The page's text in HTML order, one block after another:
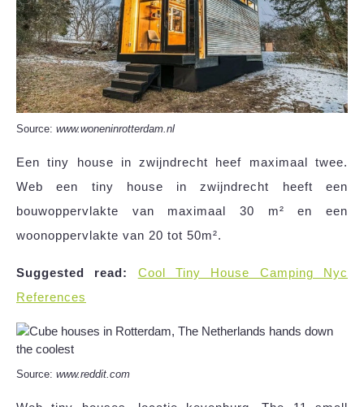
Source: www.woneninrotterdam.nl
Een tiny house in zwijndrecht heef maximaal twee.
Web een tiny house in zwijndrecht heeft een
bouwoppervlakte van maximaal 30 m² en een
woonoppervlakte van 20 tot 50m².
Suggested read:
Cool Tiny House Camping Nyc
References
Source: www.reddit.com